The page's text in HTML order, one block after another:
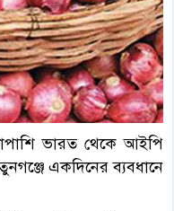
ভারত থেকে আইপি
একদিনের ব্যবধানে